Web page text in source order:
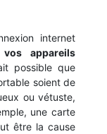
internet
appareils
possible que
soient de
ou vétuste,
une carte
être la cause